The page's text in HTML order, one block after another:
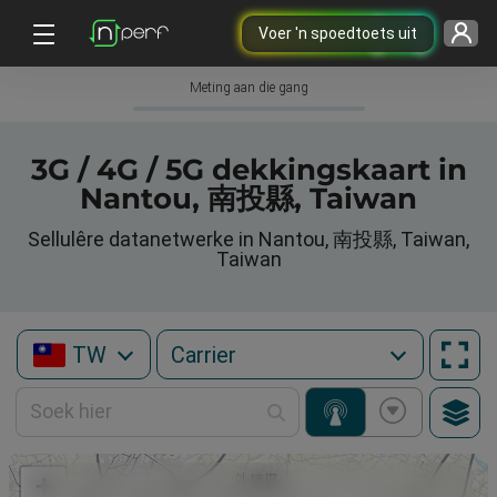
Voer 'n spoedtoets uit
Meting aan die gang
3G / 4G / 5G dekkingskaart in
Nantou, 南投縣, Taiwan
Sellulêre datanetwerke in Nantou, 南投縣, Taiwan,
Taiwan
TW